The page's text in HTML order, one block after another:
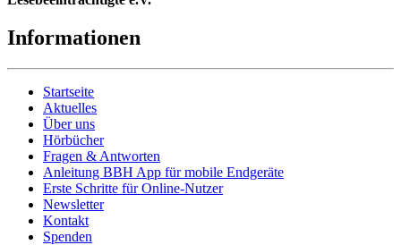
Informationen
Startseite
Aktuelles
Über uns
Hörbücher
Fragen & Antworten
Anleitung BBH App für mobile Endgeräte
Erste Schritte für Online-Nutzer
Newsletter
Kontakt
Spenden